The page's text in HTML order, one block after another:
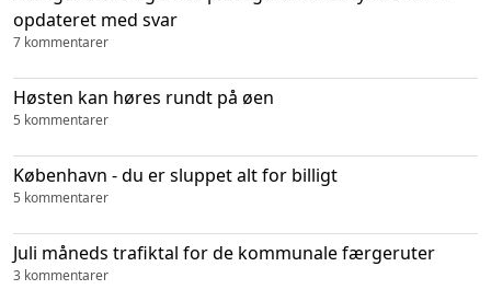
opdateret med svar
7 kommentarer
Høsten kan høres rundt på øen
5 kommentarer
København - du er sluppet alt for billigt
5 kommentarer
Juli måneds trafiktal for de kommunale færgeruter
3 kommentarer